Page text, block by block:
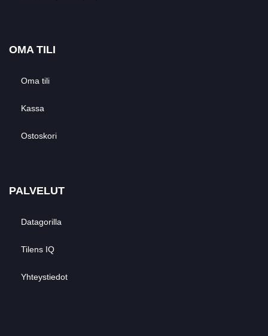
OMA TILI
Oma tili
Kassa
Ostoskori
PALVELUT
Datagorilla
Tilens IQ
Yhteystiedot